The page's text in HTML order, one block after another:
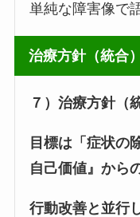
単純な障害像で
治療方針（統合）
７）治療方針（
目標は「症状の
自己価値』から
行動改善と並行